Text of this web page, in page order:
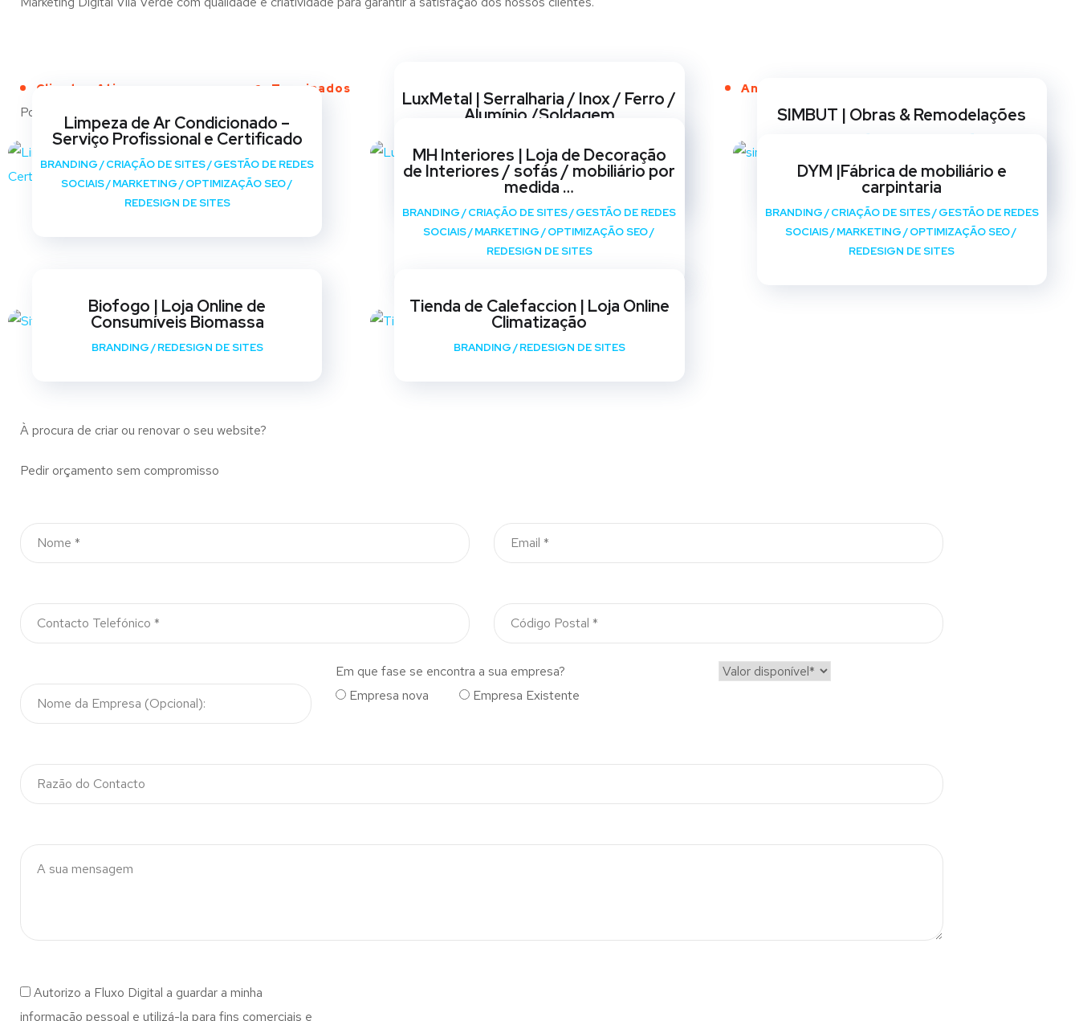
Clientes Ativos Terminados Anos de Serviço
Portfólio
Limpeza de Ar Condicionado –
Serviço Profissional e Certificado
BRANDING/CRIAÇÃO DE SITES/GESTÃO DE REDES
SOCIAIS/MARKETING/OPTIMIZAÇÃO SEO/
REDESIGN DE SITES
LuxMetal | Serralharia / Inox / Ferro /
Alumínio /Soldagem
SOCIAIS/ MARKETING/OPTIMIZAÇÃO SEO/
REDESIGN DE SITES
SIMBUT | Obras & Remodelações
REDESIGN DE SITES
MH Interiores | Loja de Decoração
de Interiores / sofás / mobiliário por
medida …
BRANDING /CRIAÇÃO DE SITES/GESTÃO DE REDES
SOCIAIS/MARKETING/OPTIMIZAÇÃO SEO/
REDESIGN DE SITES
DYM |Fábrica de mobiliário e
carpintaria
BRANDING/CRIAÇÃO DE SITES/GESTÃO DE REDES
SOCIAIS/MARKETING/OPTIMIZAÇÃO SEO/
REDESIGN DE SITES
Biofogo | Loja Online de
Consumíveis Biomassa
BRANDING/REDESIGN DE SITES
Tienda de Calefaccion | Loja Online
Climatização
BRANDING/REDESIGN DE SITES
À procura de criar ou renovar o seu website?
Pedir orçamento sem compromisso
Em que fase se encontra a sua empresa?
Empresa nova
Empresa Existente
Autorizo a Fluxo Digital a guardar a minha
informação pessoal e utilizá-la para fins comerciais e